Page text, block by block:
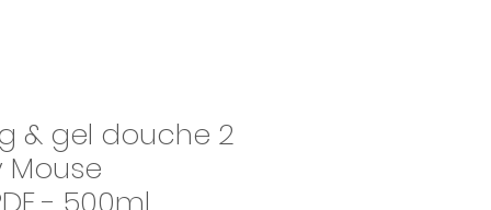
& gel douche 2
Mouse